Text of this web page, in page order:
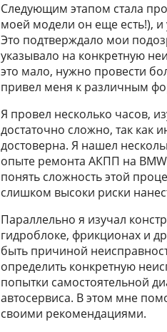
Следующим этапом стала
моей модели он еще есть!), и
Это подтверждало мои
указывало на конкретную
это мало, нужно провести
привел меня к различным
Я провел несколько часов,
достаточно сложно, так как
достоверна. Я нашел
опыте ремонта АКПП на
понять сложность этой
слишком высоки риски
Параллельно я изучал
гидроблоке, фрикционах и
быть причиной
определить конкретную
попытки самостоятельной
автосервиса. В этом мне
своими рекомендациями.